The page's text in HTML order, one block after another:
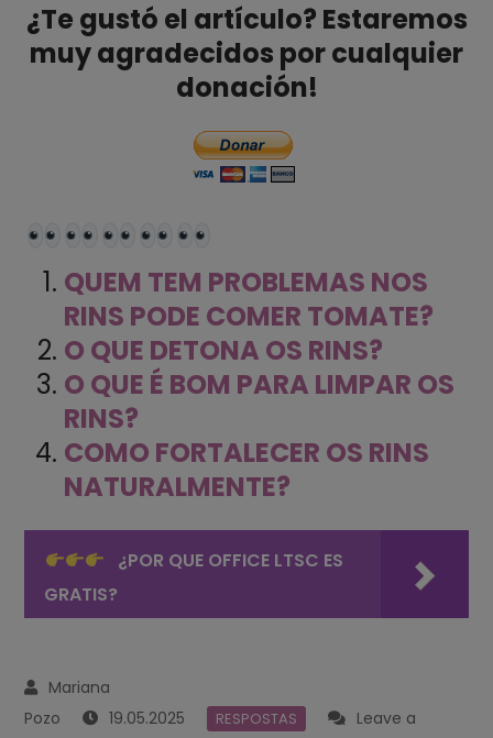
¿Te gustó el artículo? Estaremos
muy agradecidos por cualquier
donación!
QUEM TEM PROBLEMAS NOS
RINS PODE COMER TOMATE?
O QUE DETONA OS RINS?
O QUE É BOM PARA LIMPAR OS
RINS?
COMO FORTALECER OS RINS
NATURALMENTE?
¿POR QUE OFFICE LTSC ES
GRATIS?
19.05.2025 RESPOSTAS
Leave a